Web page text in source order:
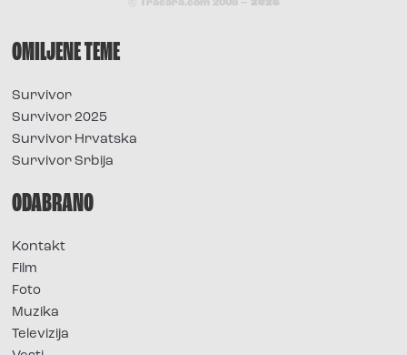
© Tracara.com 2008 – 2026
OMILJENE TEME
Survivor
Survivor 2025
Survivor Hrvatska
Survivor Srbija
ODABRANO
Kontakt
Film
Foto
Muzika
Televizija